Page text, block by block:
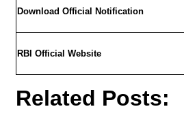
Download Official Notification
RBI Official Website
Related Posts: